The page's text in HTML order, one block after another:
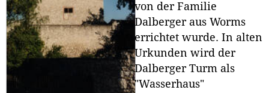
von der Familie
Dalberger aus Worms
errichtet wurde. In alten
Urkunden wird der
Dalberger Turm als
"Wasserhaus"